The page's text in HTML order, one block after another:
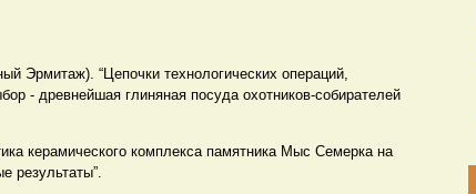
Эрмитаж). “Цепочки технологических операций,
- древнейшая глиняная посуда охотников-собирателей
керамического комплекса памятника Мыс Семерка на
результаты”.